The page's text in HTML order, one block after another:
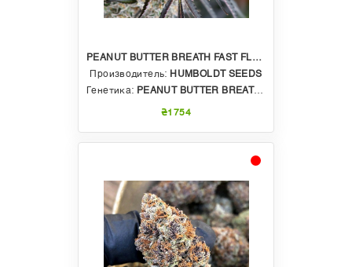
PEANUT BUTTER BREATH FAST FLOWERING
Производитель: HUMBOLDT SEEDS
Генетика: PEANUT BUTTER BREATH X ELITE OG AUTO
₴1754